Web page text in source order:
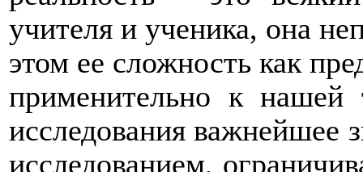
учителя и ученика, она
этом ее сложность как
применительно к нашей
исследования важнейшее
исследованием,